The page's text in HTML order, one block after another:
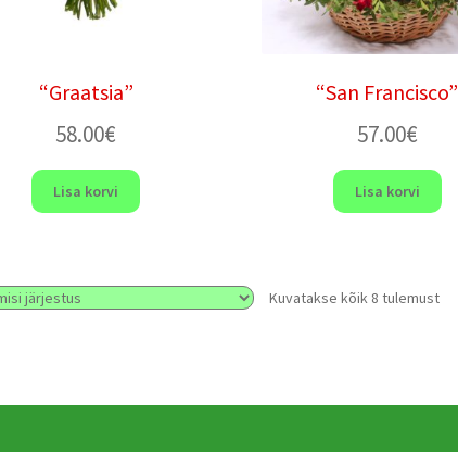
“Graatsia”
58.00€
Lisa korvi
“San Francisco”
57.00€
Lisa korvi
Kuvatakse kõik 8 tulemust